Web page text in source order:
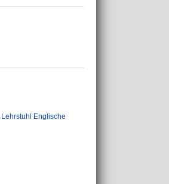
Lehrstuhl Englische